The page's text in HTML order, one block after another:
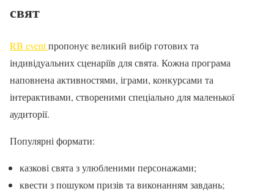
свят
RB eventпропонує великий вибір готових та
індивідуальних сценаріїв для свята. Кожна програма
наповнена активностями, іграми, конкурсами та
інтерактивами, створеними спеціально для маленької
аудиторії.
Популярні формати:
казкові свята з улюбленими персонажами;
квести з пошуком призів та виконанням завдань;